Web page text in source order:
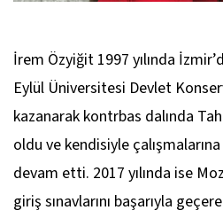
İrem Özyiğit 1997 yılında
Eylül Üniversitesi Devlet
kazanarak kontrbas dalında
oldu ve kendisiyle
devam etti. 2017 yılında ise
giriş sınavlarını başarıyla